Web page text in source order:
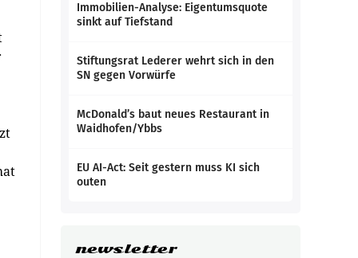
Immobilien-Analyse: Eigentumsquote
sinkt auf Tiefstand
Stiftungsrat Lederer wehrt sich in den
SN gegen Vorwürfe
McDonald’s baut neues Restaurant in
Waidhofen/Ybbs
EU AI-Act: Seit gestern muss KI sich
outen
newsletter